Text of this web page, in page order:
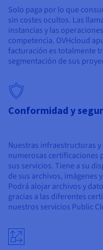
Solo paga por lo que
sin costes ocultos. Las
instancias y las
competencia. OVHcloud
facturación es totalmente
segmentación de sus
Conformidad y
Nuestras infraestructuras
numerosas certificaciones
sus servicios. Tiene a su
de sus archivos, imágenes
Podrá alojar archivos y
gracias a las diferentes
nuestros servicios Public